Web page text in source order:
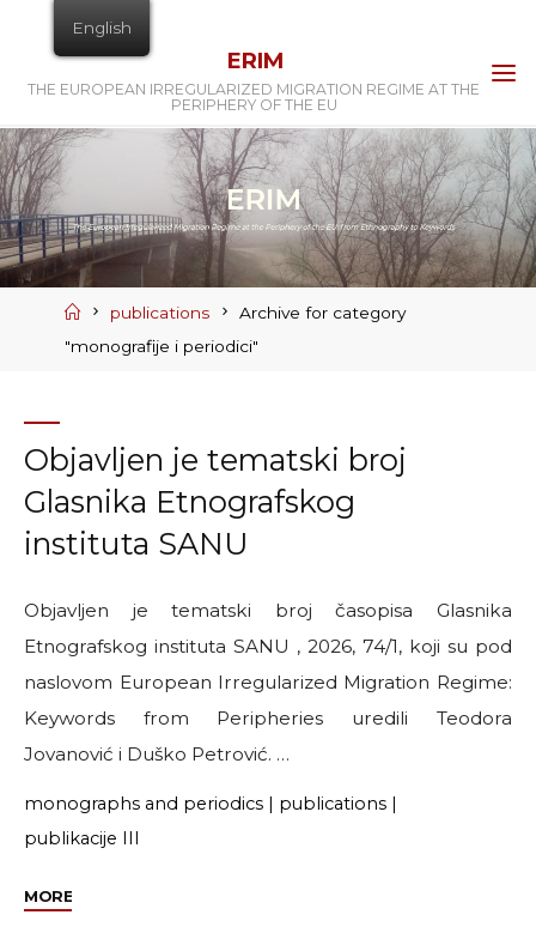
content
ERIM
THE EUROPEAN IRREGULARIZED MIGRATION REGIME AT THE
PERIPHERY OF THE EU
Home
publications
Archive for category
"monografije i periodici"
Objavljen je tematski broj
Glasnika Etnografskog
instituta SANU
Objavljen je tematski broj časopisa Glasnika
Etnografskog instituta SANU , 2026, 74/1, koji su pod
naslovom European Irregularized Migration Regime:
Keywords from Peripheries uredili Teodora
Jovanović i Duško Petrović. …
monographs and periodics | publications |
publikacije III
MORE"Objavljen
English